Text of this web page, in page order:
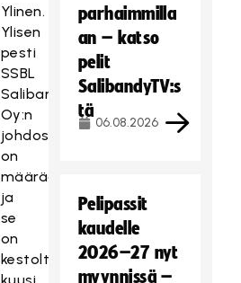
Ylinen.
Ylisen
pesti
SSBL
Salibandy
Oy:n
johdossa
on
määräaikainen
ja
se
on
kestoltaan
parhaimmilla
an – katso
pelit
SalibandyTV:s
tä
06.08.2026
Pelipassit
kaudelle
2026–27 nyt
myynnissä –